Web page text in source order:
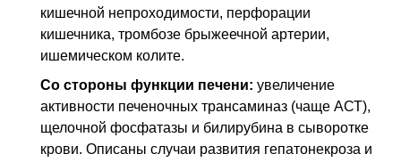
кишечной непроходимости, перфорации
кишечника, тромбозе брыжеечной артерии,
ишемическом колите.
Со стороны функции печени: увеличение
активности печеночных трансаминаз (чаще АСТ),
щелочной фосфатазы и билирубина в сыворотке
крови. Описаны случаи развития гепатонекроза и